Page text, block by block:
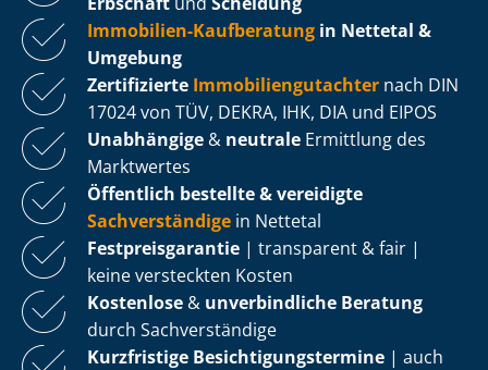
Immobilien-Kaufberatung in Nettetal &
Umgebung
Zertifizierte Im­mo­bi­li­en­gut­ach­ter nach DIN
17024 von TÜV, DEKRA, IHK, DIA und EIPOS
Unabhängige & neutrale Ermittlung des
Marktwertes
Öffentlich bestellte & vereidigte
Sachverständige in Nettetal
Fest­preis­ga­ran­tie | transparent & fair |
keine versteckten Kosten
Kostenlose & unverbindliche Beratung
durch Sachverständige
Kurzfristige Be­sich­ti­gungs­ter­mi­ne | auch